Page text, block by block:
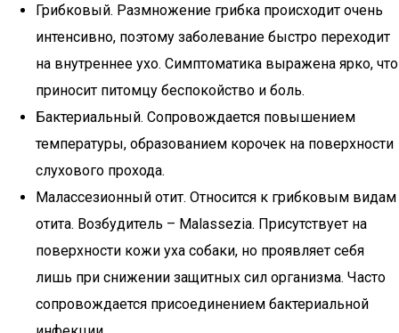
Грибковый. Размножение грибка происходит очень
интенсивно, поэтому заболевание быстро переходит
на внутреннее ухо. Симптоматика выражена ярко, что
приносит питомцу беспокойство и боль.
Бактериальный. Сопровождается повышением
температуры, образованием корочек на поверхности
слухового прохода.
Малассезионный отит. Относится к грибковым видам
отита. Возбудитель – Malassezia. Присутствует на
поверхности кожи уха собаки, но проявляет себя
лишь при снижении защитных сил организма. Часто
сопровождается присоединением бактериальной